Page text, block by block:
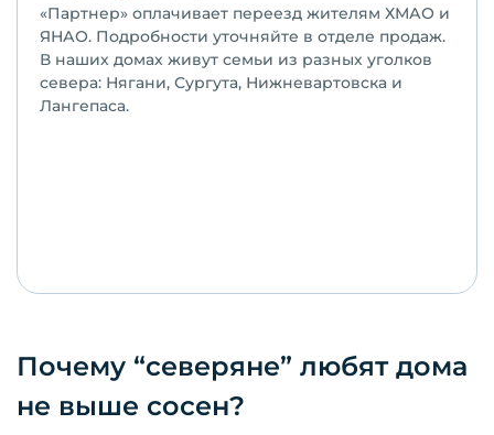
«Партнер» оплачивает переезд жителям ХМАО и
ЯНАО. Подробности уточняйте в отделе продаж.
В наших домах живут семьи из разных уголков
севера: Нягани, Сургута, Нижневартовска и
Лангепаса.
Почему “северяне” любят дома
не выше сосен?